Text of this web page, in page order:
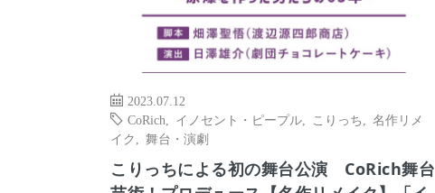
2023.07.12
CoRich
イノセント・ピープル こりっち
名作リメ
イク
舞台・演劇
こりっちによる初の舞台公演 CoRich舞台